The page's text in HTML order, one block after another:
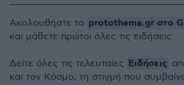
Ακολουθήστε το protothema.gr στο
και μάθετε πρώτοι όλες τις ειδήσεις
Δείτε όλες τις τελευταίες Ειδήσεις
και τον Κόσμο, τη στιγμή που